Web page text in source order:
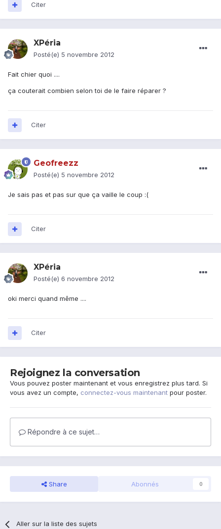
Citer
XPéria
Posté(e) 5 novembre 2012
Fait chier quoi ....
ça couterait combien selon toi de le faire réparer ?
Citer
Geofreezz
Posté(e) 5 novembre 2012
Je sais pas et pas sur que ça vaille le coup :(
Citer
XPéria
Posté(e) 6 novembre 2012
oki merci quand même ....
Citer
Rejoignez la conversation
Vous pouvez poster maintenant et vous enregistrez plus tard. Si
vous avez un compte, connectez-vous maintenant pour poster.
Répondre à ce sujet…
Share Abonnés 0
Aller sur la liste des sujets